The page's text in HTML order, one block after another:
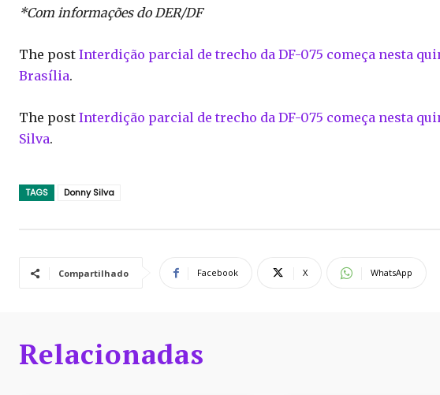
*Com informações do DER/DF
The post Interdição parcial de trecho da DF-075 começa nesta
Brasília.
The post Interdição parcial de trecho da DF-075 começa nesta
Silva.
TAGS Donny Silva
Compartilhado Facebook X WhatsApp
Relacionadas